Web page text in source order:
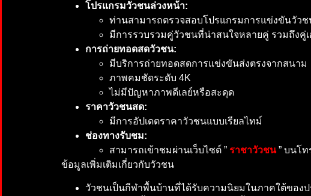
โปรแกรมวัวชนล่วงหน้า:
ท่านสามารถตรวจสอบโปรแกรมการแข่งขันวัวช
มีการรวบรวมคู่วัวชนที่น่าสนใจหลายคู่ รวมถึงคู่เ
การถ่ายทอดสดวัวชน:
มีบริการถ่ายทอดสดการแข่งขันส่งตรงจากสนาม
ภาพคมชัดระดับ 4K
ไม่มีปัญหาภาพดีเลย์หรือสะดุด
ราคาวัวชนสด:
มีการอัปเดตราคาวัวชนแบบเรียลไทม์
ช่องทางรับชม:
สามารถเข้าชมผ่านเว็บไซต์ ” ราชาวัวชน ” บนโ
ข้อมูลเพิ่มเติมเกี่ยวกับวัวชน
วัวชนเป็นกีฬาพื้นบ้านที่ได้รับความนิยมในภาคใต้ของป